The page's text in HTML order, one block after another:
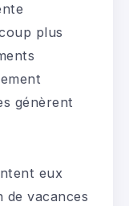
plus
génèrent
eux
de vacances